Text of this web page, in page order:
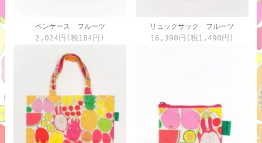
ペンケース フルーツ
2,024円(税184円)
リュックサック フルーツ
16,390円(税1,490円)